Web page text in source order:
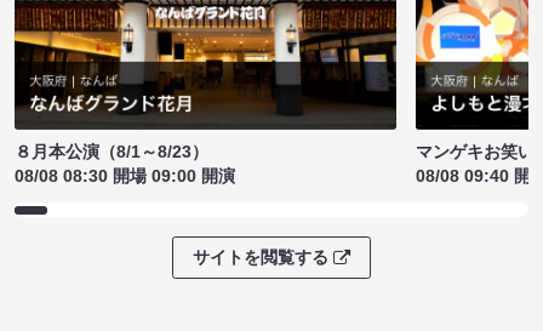
８月本公演（8/1～8/23）
08/08 08:30 開場 09:00 開演
マンゲキお笑い
08/08 09:40 開
サイトを閲覧する